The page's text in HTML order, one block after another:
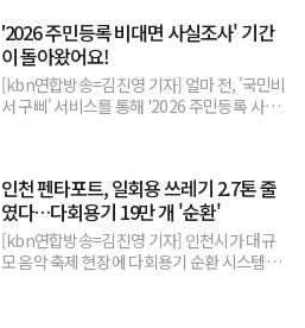
'2026 주민등록 비대면 사실조사' 기간
이 돌아왔어요!
[kbn연합방송=김진영 기자] 얼마 전, '국민비
서 구삐' 서비스를 통해 '2026 주민등록 사실
식이었다.국민비서 구삐를 통해 '2026 비대
면 사실조사' 전자문서를 고지받았다.'주민등
록 사...
인천 펜타포트, 일회용 쓰레기 2.7톤 줄
였다…다회용기 19만 개 '순환'
[kbn연합방송=김진영 기자] 인천시가 대규
모 음악 축제 현장에 다회용기 순환 시스템을